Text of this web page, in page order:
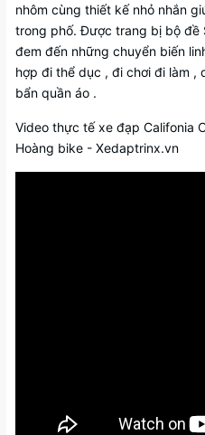
nhôm cùng thiết kế nhỏ nhắn
trong phố. Được trang bị bộ đề
đem đến những chuyển biến
hợp đi thể dục , đi chơi đi làm ,
bẩn quần áo .
Video thực tế xe đạp Califonia
Hoàng bike - Xedaptrinx.vn